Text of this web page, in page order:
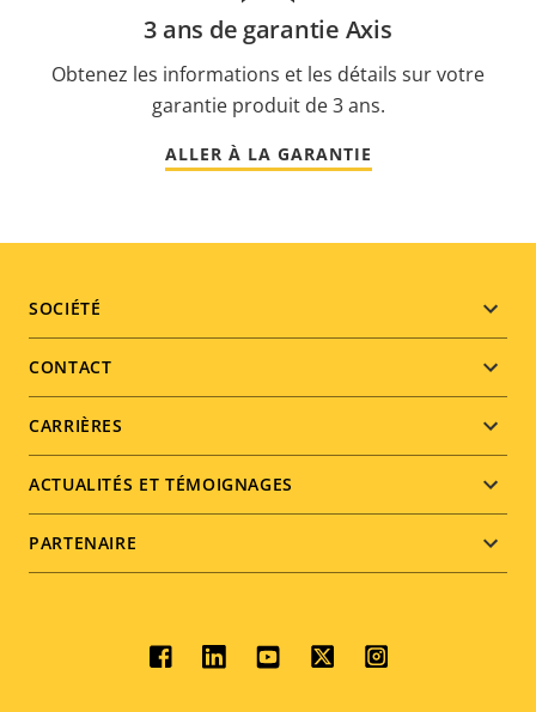
3 ans de garantie Axis
Obtenez les informations et les détails sur votre
garantie produit de 3 ans.
ALLER À LA GARANTIE
Footer
menu
SOCIÉTÉ
CONTACT
CARRIÈRES
ACTUALITÉS ET TÉMOIGNAGES
PARTENAIRE
Social